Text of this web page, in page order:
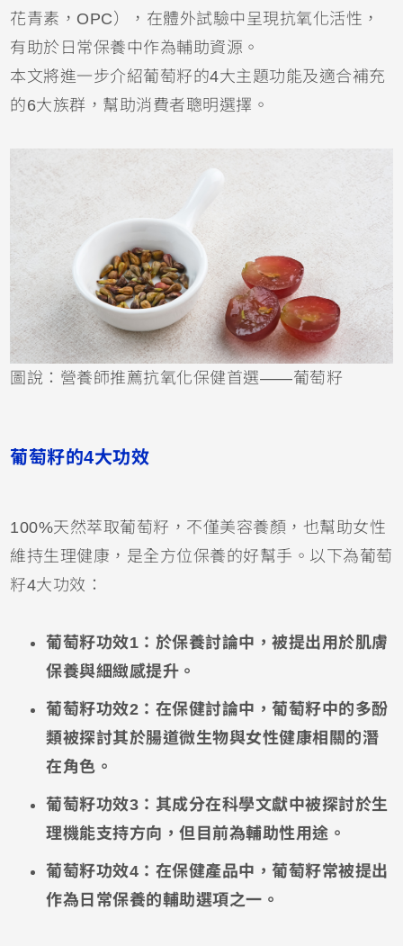
花青素，OPC），在體外試驗中呈現抗氧化活性，
有助於日常保養中作為輔助資源。
本文將進一步介紹葡萄籽的4大主題功能及適合補充
的6大族群，幫助消費者聰明選擇。
圖說：營養師推薦抗氧化保健首選——葡萄籽
葡萄籽的4大功效
100%天然萃取葡萄籽，不僅美容養顏，也幫助女性
維持生理健康，是全方位保養的好幫手。以下為葡萄
籽4大功效：
葡萄籽功效1：於保養討論中，被提出用於肌膚
保養與細緻感提升。
葡萄籽功效2：在保健討論中，葡萄籽中的多酚
類被探討其於腸道微生物與女性健康相關的潛
在角色。
葡萄籽功效3：其成分在科學文獻中被探討於生
理機能支持方向，但目前為輔助性用途。
葡萄籽功效4：在保健產品中，葡萄籽常被提出
作為日常保養的輔助選項之一。